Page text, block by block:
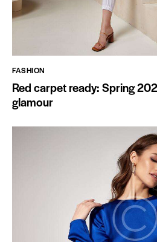
FASHION
Red carpet ready: Spring
glamour